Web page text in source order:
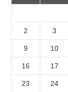
2 3
9 10
16 17
23 24